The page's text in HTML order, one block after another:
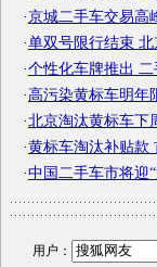
·京城二手车交易高
·单双号限行结束
·个性化车牌推出
·高污染黄标车明年
·北京淘汰黄标车下
·黄标车淘汰补贴款
·中国二手车市将迎
用户：